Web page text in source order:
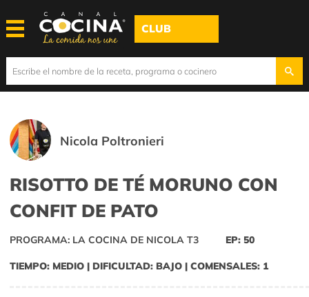
CLUB
Nicola Poltronieri
RISOTTO DE TÉ MORUNO CON
CONFIT DE PATO
PROGRAMA: LA COCINA DE NICOLA T3 EP: 50
TIEMPO: MEDIO | DIFICULTAD: BAJO | COMENSALES: 1